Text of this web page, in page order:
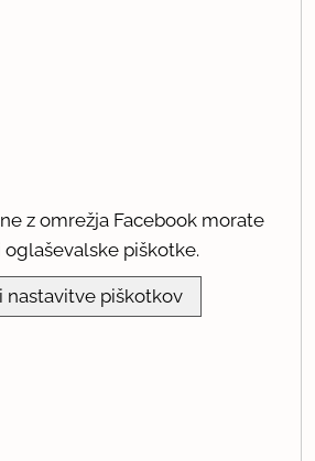
z omrežja Facebook morate
oglaševalske piškotke.
nastavitve piškotkov